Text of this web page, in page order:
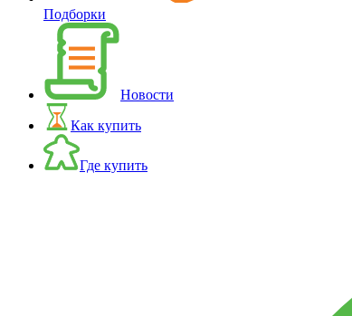
Подборки
Новости
Как купить
Где купить